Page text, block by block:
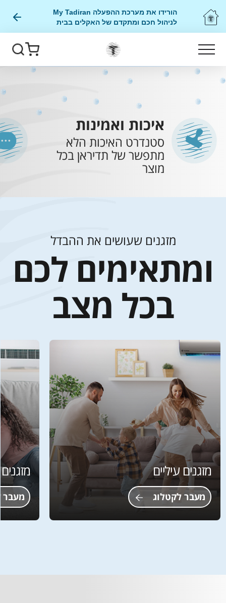
הורידו את מערכת ההפעלה My Tadiran
לניהול חכם ומתקדם של האקלים בבית
אוויר בריא
בלחיצת כפתור
איכות ואמינות
סטנדרט האיכות הלא
מתפשר של תדיראן בכל
מוצר
מזגנים שעושים את ההבדל
ומתאימים לכם
בכל מצב
מזגנים עיליים
מעבר לקטלוג מעבר